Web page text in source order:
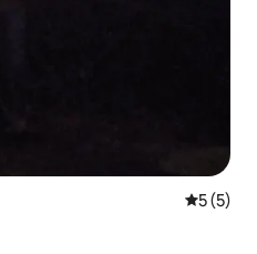
平均评分
5 (5)